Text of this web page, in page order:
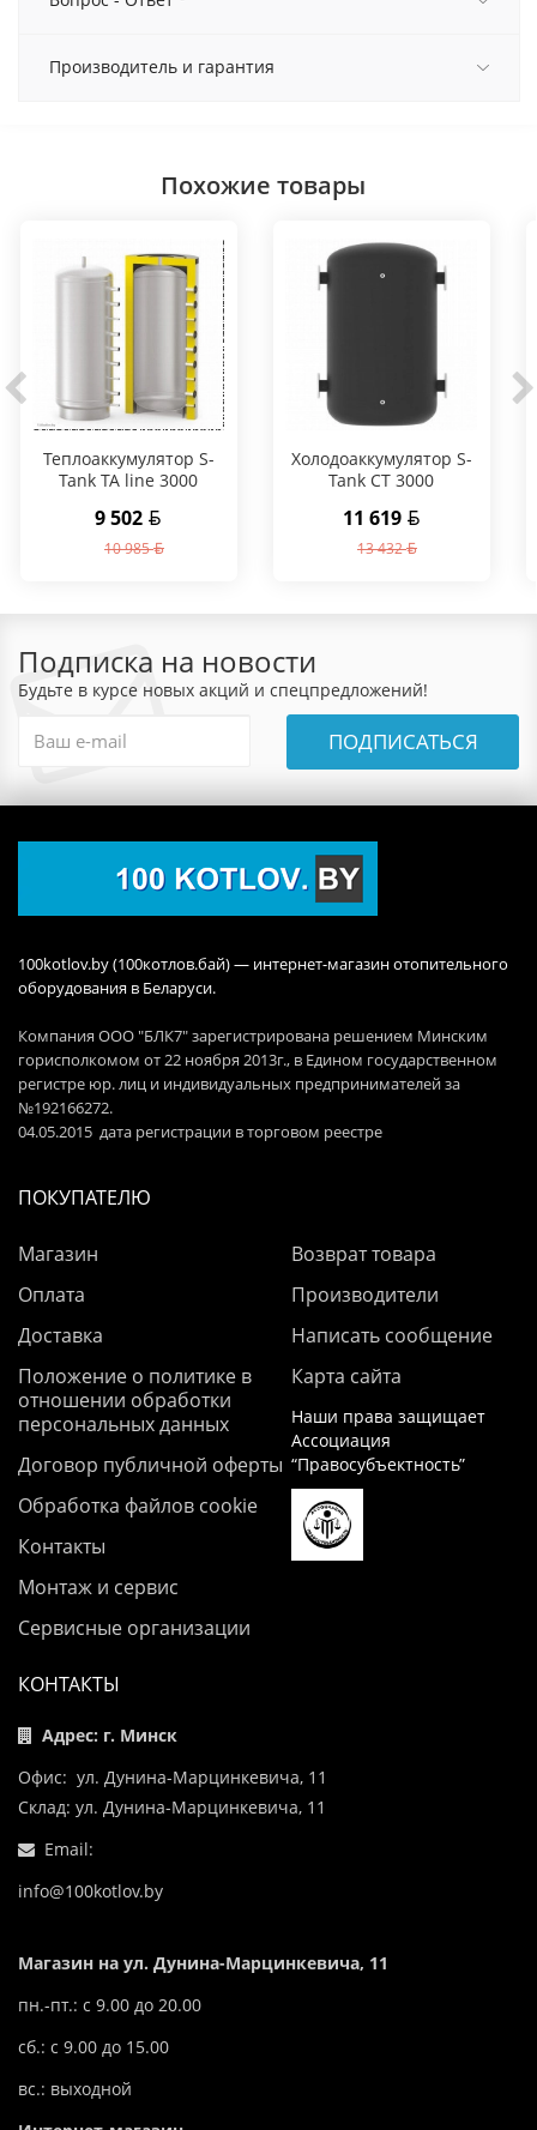
Производитель и гарантия
Похожие товары
Теплоаккумулятор S-
Tank TA line 3000
9 502
10 985
Холодоаккумулятор S-
Tank CT 3000
11 619
13 432
Подписка на новости
Будьте в курсе новых акций и спецпредложений!
ПОДПИСАТЬСЯ
100kotlov.by (100котлов.бай) — интернет-магазин отопительного
оборудования в Беларуси.
Компания ООО "БЛК7" зарегистрирована решением Минским
горисполкомом от 22 ноября 2013г., в Едином государственном
регистре юр. лиц и индивидуальных предпринимателей за
№192166272.
04.05.2015 дата регистрации в торговом реестре
ПОКУПАТЕЛЮ
Магазин
Оплата
Доставка
Положение о политике в
отношении обработки
персональных данных
Договор публичной оферты
Обработка файлов cookie
Контакты
Монтаж и сервис
Сервисные организации
Возврат товара
Производители
Написать сообщение
Карта сайта
Наши права защищает
Ассоциация
“Правосубъектность”
КОНТАКТЫ
Адрес: г. Минск
Офис: ул. Дунина-Марцинкевича, 11
Склад: ул. Дунина-Марцинкевича, 11
Email:
info@100kotlov.by
Магазин на ул. Дунина-Марцинкевича, 11
пн.-пт.: с 9.00 до 20.00
сб.: с 9.00 до 15.00
вс.: выходной